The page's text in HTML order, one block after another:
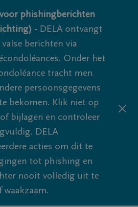
phishingberichten
- DELA ontvangt
berichten via
Onder het
tracht men
persoonsgegevens
bekomen. Klik niet op
bijlagen en controleer
DELA
acties om dit te
tot phishing en
nooit volledig uit te